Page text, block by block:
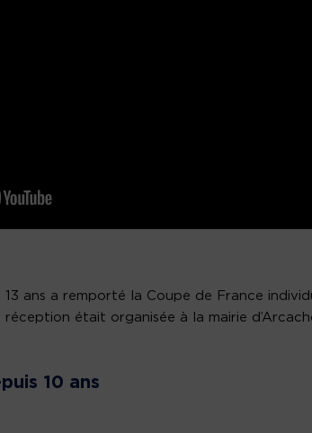
13 ans a remporté la Coupe de France
réception était organisée à la mairie
10 ans